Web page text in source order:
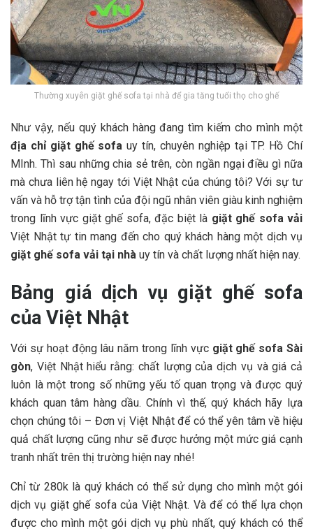
Thường xuyên giặt ghế sofa tại nhà để gia tăng tuổi thọ cho ghế
Như vậy, nếu quý khách hàng đang tìm kiếm cho mình một
địa chỉ giặt ghế sofauy tín, chuyên nghiệp tại TP. Hồ Chí
MInh. Thì sau những chia sẻ trên, còn ngần ngại điều gì nữa
mà chưa liên hệ ngay tới Việt Nhật của chúng tôi? Với sự tư
vấn và hỗ trợ tận tình của đội ngũ nhân viên giàu kinh nghiệm
trong lĩnh vực giặt ghế sofa, đặc biệt là giặt ghế sofa vải
Việt Nhật tự tin mang đến cho quý khách hàng một dịch vụ
giặt ghế sofa vải tại nhà uy tín và chất lượng nhất hiện nay.
Bảng giá dịch vụ giặt ghế sofa
của Việt Nhật
Với sự hoạt động lâu năm trong lĩnh vực giặt ghế sofa Sài
gòn, Việt Nhật hiểu rằng: chất lượng của dịch vụ và giá cả
luôn là một trong số những yếu tố quan trọng và được quý
khách quan tâm hàng dầu. Chính vì thế, quý khách hãy lựa
chọn chúng tôi – Đơn vị Việt Nhật để có thể yên tâm về hiệu
quả chất lượng cũng như sẽ được hưởng một mức giá cạnh
tranh nhất trên thị trường hiện nay nhé!
Chỉ từ 280k là quý khách có thể sử dụng cho mình một gói
dịch vụ giặt ghế sofa của Việt Nhật. Và để có thể lựa chọn
được cho mình một gói dịch vụ phù nhất, quý khách có thể